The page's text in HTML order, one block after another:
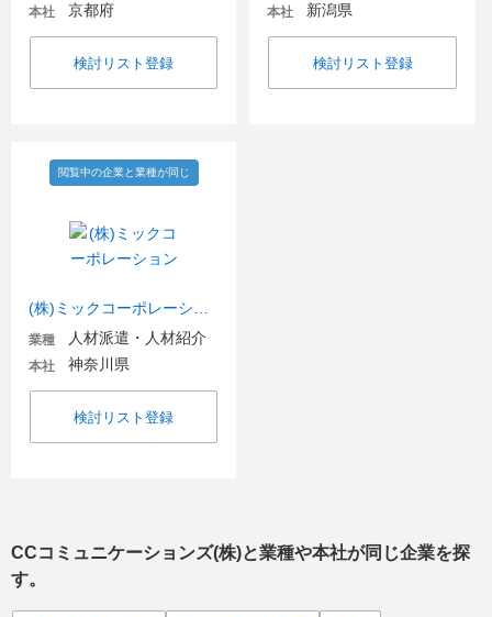
本社 京都府
検討リスト登録
本社 新潟県
検討リスト登録
閲覧中の企業と業種が同じ
業種 人材派遣・人材紹介
本社 神奈川県
検討リスト登録
CCコミュニケーションズ(株)と業種や本社が同じ企業を探
す。